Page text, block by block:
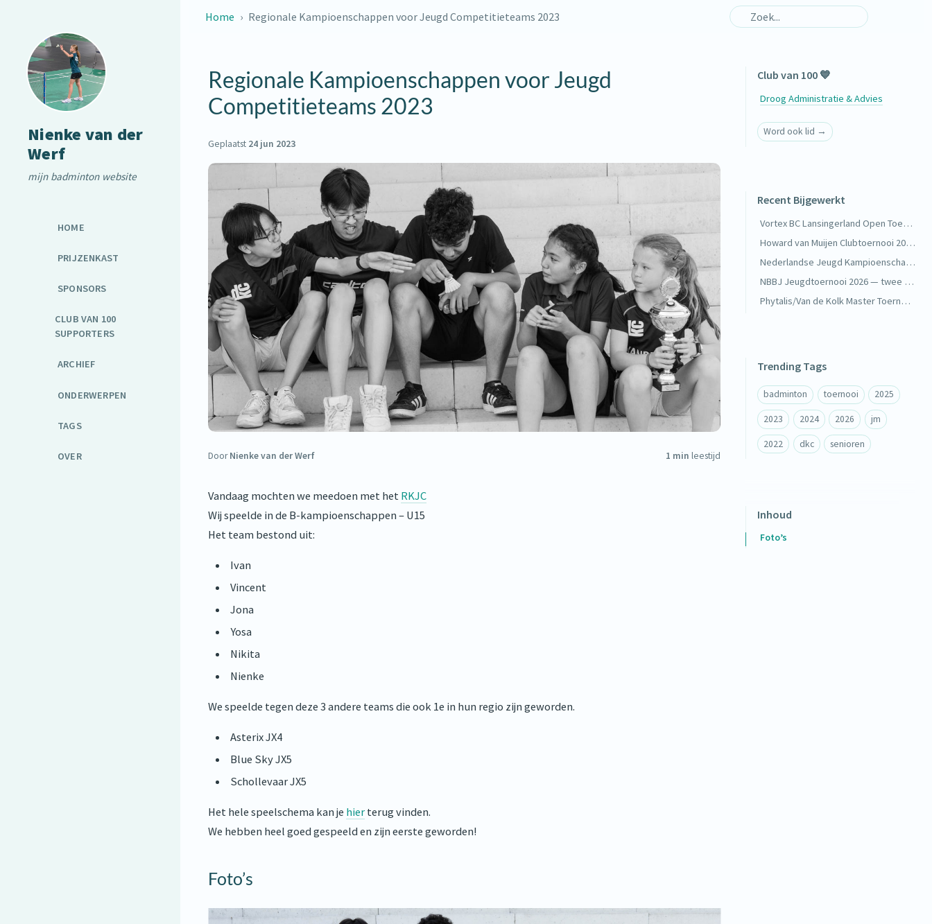
Nienke van der
Werf
mijn badminton website
HOME
PRIJZENKAST
SPONSORS
CLUB VAN 100
SUPPORTERS
ARCHIEF
ONDERWERPEN
TAGS
OVER
Home Regionale Kampioenschappen voor Jeugd Competitieteams 2023
Regionale Kampioenschappen voor Jeugd
Competitieteams 2023
Geplaatst 24 jun 2023
DoorNienke van der Werf 1 min leestijd
Vandaag mochten we meedoen met het RKJC
Wij speelde in de B-kampioenschappen – U15
Het team bestond uit:
Ivan
Vincent
Jona
Yosa
Nikita
Nienke
We speelde tegen deze 3 andere teams die ook 1e in hun regio zijn geworden.
Asterix JX4
Blue Sky JX5
Schollevaar JX5
Het hele speelschema kan je hier terug vinden.
We hebben heel goed gespeeld en zijn eerste geworden!
Foto’s
Club van 100 💙
Droog Administratie & Advies
Word ook lid →
Recent Bijgewerkt
Vortex BC Lansingerland Open Toernooi 2026 — goud in de VD 4 🥇
Howard van Muijen Clubtoernooi 2026 — lekker veel wedstrijden bij DKC 🏸
Nederlandse Jeugd Kampioenschappen 2026 — twee keer Nederlands kampioen 🥇
NBBJ Jeugdtoernooi 2026 — twee keer goud in Boxtel 🥇
Phytalis/Van de Kolk Master Toernooi — drie halve finales 🥉
Trending Tags
badminton toernooi 2025
2023 2024 2026 jm
2022 dkc senioren
Inhoud
Foto’s